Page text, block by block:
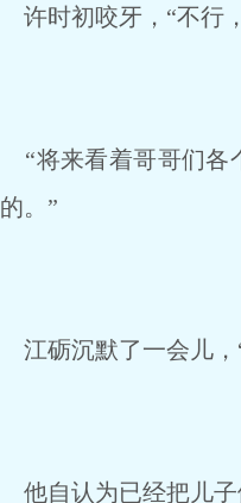
许时初咬牙，“不行
“将来看着哥哥们各
的。”
江砺沉默了一会儿
他自认为已经把儿子